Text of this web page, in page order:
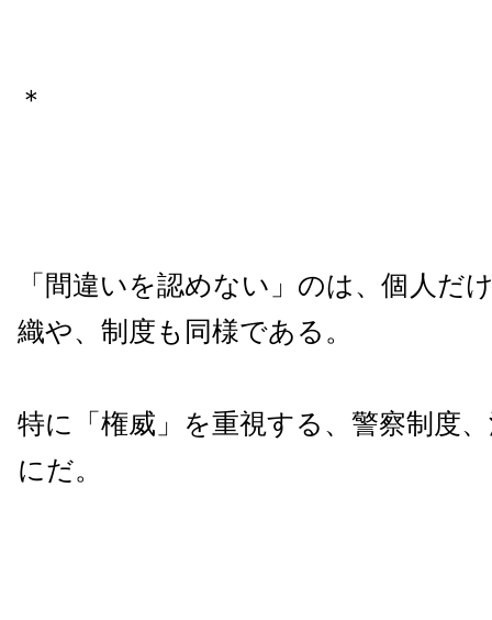
＊
「間違いを認めない」のは、個人だ
織や、制度も同様である。
特に「権威」を重視する、警察制度
にだ。